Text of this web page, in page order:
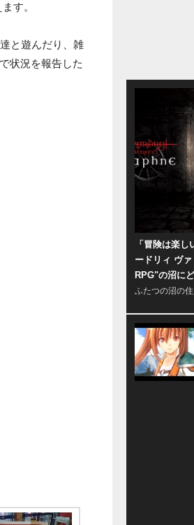
す。
と遊んだり、雑
状況を報告した
「冒険は楽
ードリィ ヴ
RPG"の沼に
ふたつの沼の